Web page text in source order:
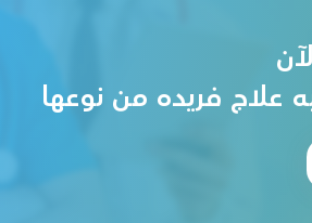
علاج فريده من نوعها